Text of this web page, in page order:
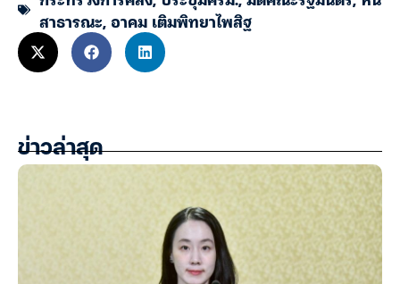
สาธารณะ,อาคม เติมพิทยาไพสิฐ
ข่าวล่าสุด